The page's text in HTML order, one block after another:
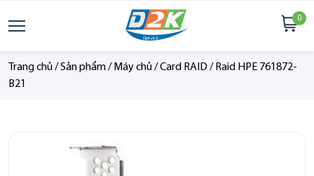
0
Trang chủ/Sản phẩm/ Máy chủ/Card RAID/ Raid HPE 761872-
B21